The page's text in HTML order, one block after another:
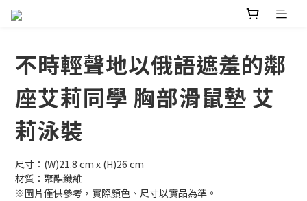
不時輕聲地以俄語遮羞的鄰
座艾莉同學 胸部滑鼠墊 艾
莉泳裝
尺寸：(W)21.8 cm x (H)26 cm
材質：聚酯纖維
※圖片僅供參考，實際顏色、尺寸以實品為準。